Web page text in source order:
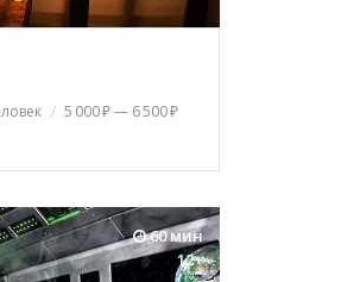
5 000 ₽ — 6 500 ₽
60 мин
12+